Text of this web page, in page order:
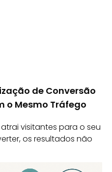
de Conversão
o Mesmo Tráfego
visitantes para o seu
os resultados não